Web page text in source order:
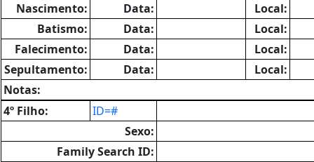
Nascimento:
Data:
Local:
Batismo:
Data:
Local:
Falecimento:
Data:
Local:
Sepultamento:
Data:
Local:
Notas:
4º Filho:
ID=#
Sexo:
Family Search ID: